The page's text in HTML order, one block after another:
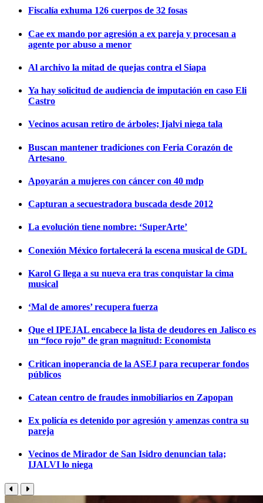
Fiscalía exhuma 126 cuerpos de 32 fosas
Cae ex mando por agresión a ex pareja y procesan a
agente por abuso a menor
Al archivo la mitad de quejas contra el Siapa
Ya hay solicitud de audiencia de imputación en caso Eli
Castro
Vecinos acusan retiro de árboles; Ijalvi niega tala
Buscan mantener tradiciones con Feria Corazón de
Artesano
Apoyarán a mujeres con cáncer con 40 mdp
Capturan a secuestradora buscada desde 2012
La evolución tiene nombre: ‘SuperArte’
Conexión México fortalecerá la escena musical de GDL
Karol G llega a su nueva era tras conquistar la cima
musical
‘Mal de amores’ recupera fuerza
Que el IPEJAL encabece la lista de deudores en Jalisco es
un “foco rojo” de gran magnitud: Economista
Critican inoperancia de la ASEJ para recuperar fondos
públicos
Catean centro de fraudes inmobiliarios en Zapopan
Ex policía es detenido por agresión y amenzas contra su
pareja
Vecinos de Mirador de San Isidro denuncian tala;
IJALVI lo niega